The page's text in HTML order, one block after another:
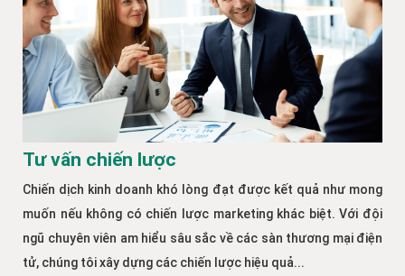
Tư vấn chiến lược
Chiến dịch kinh doanh khó lòng đạt được kết quả như mong
muốn nếu không có chiến lược marketing khác biệt. Với đội
ngũ chuyên viên am hiểu sâu sắc về các sàn thương mại điện
tử, chúng tôi xây dựng các chiến lược hiệu quả...